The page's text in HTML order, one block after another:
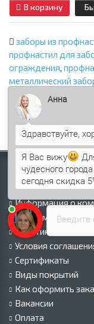
В корзину
заборы из
профнастил для
ограждения,
металлический
забор из профлиста
руками ,
Информация
Палитра RAL
Информация о
Информация о
Политика
Условия
Сертификаты
Виды покрытий
Как оформить
Вакансии
Оплата
Введите
Анна
Я Вас вижу
чудесного
сегодня скидка